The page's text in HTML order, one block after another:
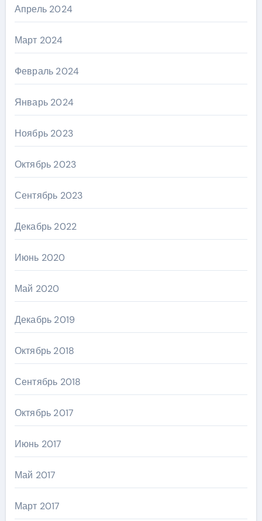
Апрель 2024
Март 2024
Февраль 2024
Январь 2024
Ноябрь 2023
Октябрь 2023
Сентябрь 2023
Декабрь 2022
Июнь 2020
Май 2020
Декабрь 2019
Октябрь 2018
Сентябрь 2018
Октябрь 2017
Июнь 2017
Май 2017
Март 2017